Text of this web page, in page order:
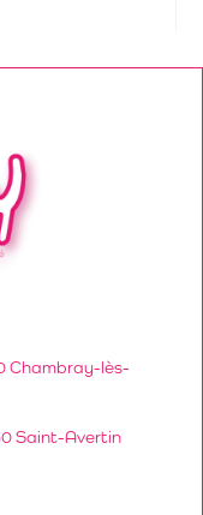
Chambray-lès-
Saint-Avertin